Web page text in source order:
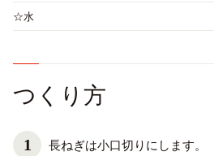
☆水
つくり方
長ねぎは小口切りにします。